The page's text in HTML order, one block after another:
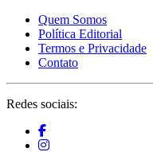
Quem Somos
Política Editorial
Termos e Privacidade
Contato
Redes sociais: